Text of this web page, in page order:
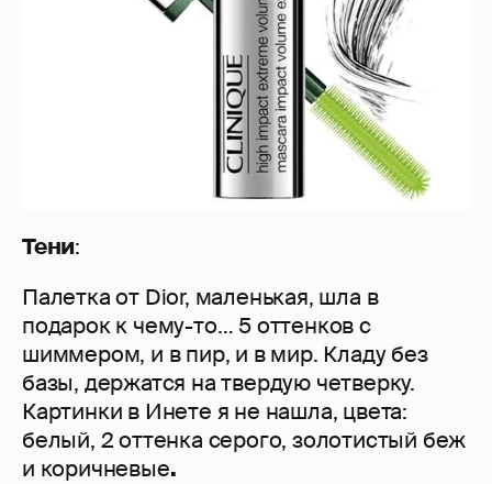
Тени:
Палетка от Dior, маленькая, шла в
подарок к чему-то… 5 оттенков с
шиммером, и в пир, и в мир. Кладу без
базы, держатся на твердую четверку.
Картинки в Инете я не нашла, цвета:
белый, 2 оттенка серого, золотистый беж
и коричневые.